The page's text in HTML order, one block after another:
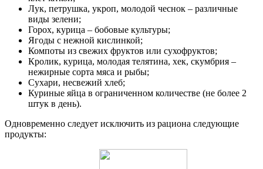
Лук, петрушка, укроп, молодой чеснок – различные
виды зелени;
Горох, курица – бобовые культуры;
Ягоды с нежной кислинкой;
Компоты из свежих фруктов или сухофруктов;
Кролик, курица, молодая телятина, хек, скумбрия –
нежирные сорта мяса и рыбы;
Сухари, несвежий хлеб;
Куриные яйца в ограниченном количестве (не более 2
штук в день).
Одновременно следует исключить из рациона следующие
продукты: